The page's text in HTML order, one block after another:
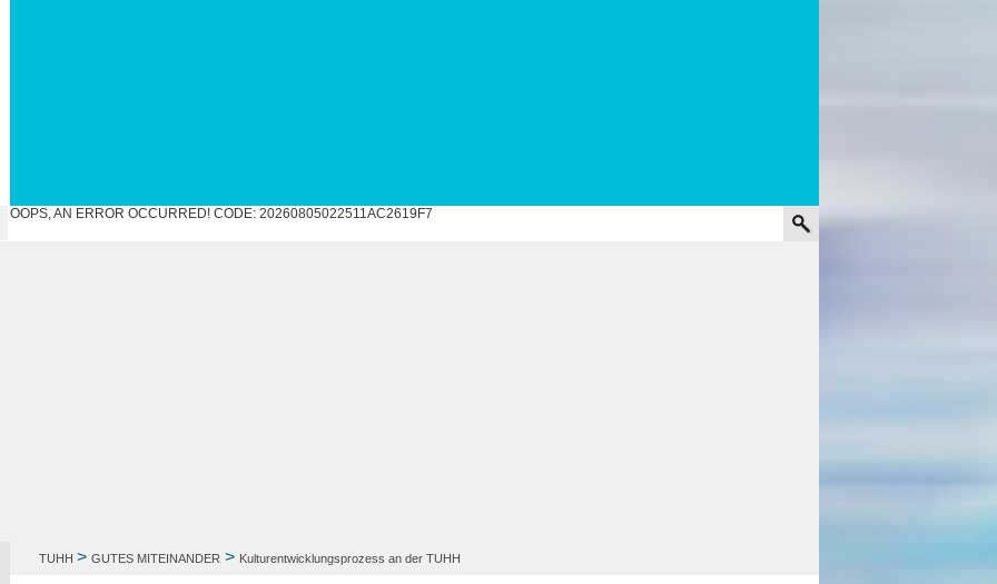
OOPS, AN ERROR OCCURRED! CODE: 20260805022511AC2619F7
TUHH > GUTES MITEINANDER > Kulturentwicklungsprozess an der TUHH